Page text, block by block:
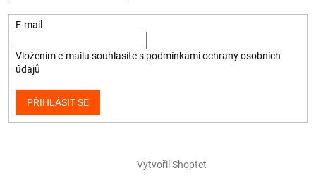
E-mail
Vložením e-mailu souhlasíte s podmínkami ochrany osobních
údajů
PŘIHLÁSIT SE
Vytvořil Shoptet